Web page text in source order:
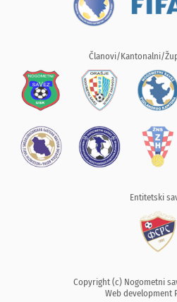
Članovi/Kantonalni/
Entitetski
Copyright (c) Nogometni
Web development